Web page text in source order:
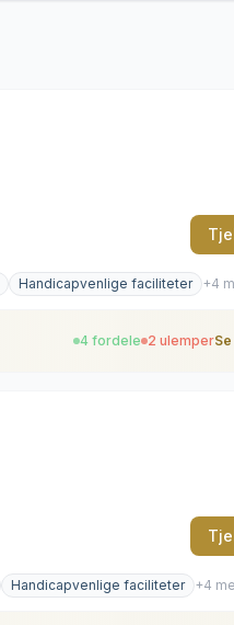
Handicapvenlige faciliteter +4
4 fordele 2 ulemper
Handicapvenlige faciliteter +4